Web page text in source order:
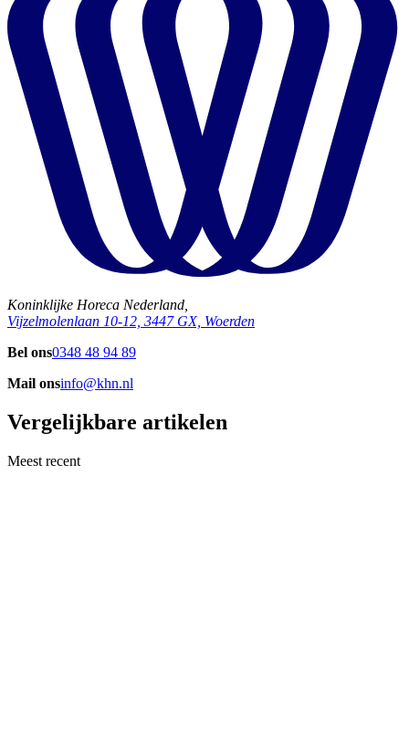
Koninklijke Horeca Nederland,
Vijzelmolenlaan 10-12, 3447 GX, Woerden
Bel ons0348 48 94 89
Mail onsinfo@khn.nl
Vergelijkbare artikelen
Meest recent